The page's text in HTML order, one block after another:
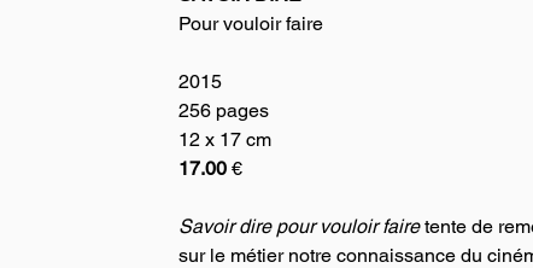
Pour vouloir faire
2015
256 pages
12 x 17 cm
17.00 €
Savoir dire pour vouloir faire tente de
sur le métier notre connaissance du